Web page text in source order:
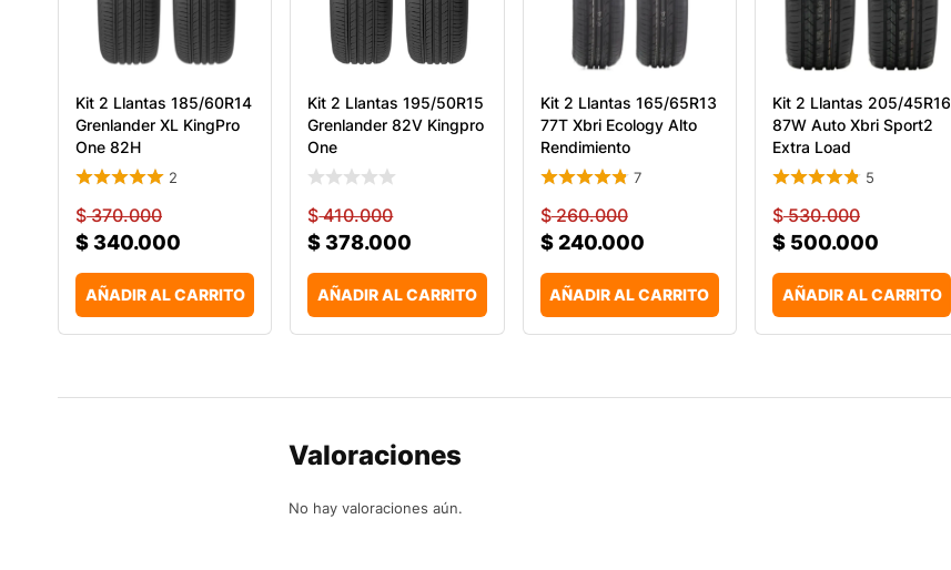
Kit 2 Llantas 185/60R14
Grenlander XL KingPro
One 82H
2
$370.000
$340.000
AÑADIR AL CARRITO
Kit 2 Llantas 195/50R15
Grenlander 82V Kingpro
One
$410.000
$378.000
AÑADIR AL CARRITO
Kit 2 Llantas 165/65R13
77T Xbri Ecology Alto
Rendimiento
7
$260.000
$240.000
AÑADIR AL CARRITO
Kit 2 Llantas 205/45R16
87W Auto Xbri Sport2
Extra Load
5
$530.000
$500.000
AÑADIR AL CARRITO
Valoraciones
No hay valoraciones aún.